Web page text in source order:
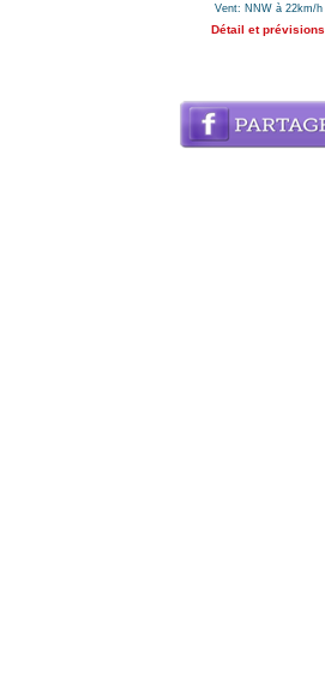
Vent: NNW à 22km/h
Détail et prévisions